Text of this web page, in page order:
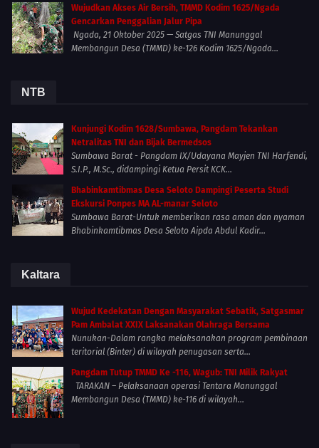
Wujudkan Akses Air Bersih, TMMD Kodim 1625/Ngada
Gencarkan Penggalian Jalur Pipa
Ngada, 21 Oktober 2025 — Satgas TNI Manunggal
Membangun Desa (TMMD) ke-126 Kodim 1625/Ngada...
NTB
Kunjungi Kodim 1628/Sumbawa, Pangdam Tekankan
Netralitas TNI dan Bijak Bermedsos
Sumbawa Barat - Pangdam IX/Udayana Mayjen TNI Harfendi,
S.I.P., M.Sc., didampingi Ketua Persit KCK...
Bhabinkamtibmas Desa Seloto Dampingi Peserta Studi
Ekskursi Ponpes MA AL-manar Seloto
Sumbawa Barat-Untuk memberikan rasa aman dan nyaman
Bhabinkamtibmas Desa Seloto Aipda Abdul Kadir...
Kaltara
Wujud Kedekatan Dengan Masyarakat Sebatik, Satgasmar
Pam Ambalat XXIX Laksanakan Olahraga Bersama
Nunukan-Dalam rangka melaksanakan program pembinaan
teritorial (Binter) di wilayah penugasan serta...
Pangdam Tutup TMMD Ke -116, Wagub: TNI Milik Rakyat
TARAKAN – Pelaksanaan operasi Tentara Manunggal
Membangun Desa (TMMD) ke-116 di wilayah...